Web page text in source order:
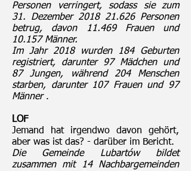
Personen verringert, sodass sie zum
31. Dezember 2018 21.626Personen
betrug, davon 11.469 Frauen und
10.157 Männer.
Im Jahr 2018 wurden 184 Geburten
registriert, darunter 97 Mädchen und
87 Jungen, während 204 Menschen
starben, darunter 107 Frauen und 97
Männer.
LOF
Jemand hat irgendwo davon gehört,
aber was ist das? - darüber im Bericht.
Die Gemeinde Lubartów bildet
zusammen mit 14 Nachbargemeinden